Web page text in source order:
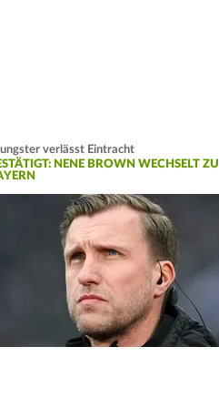
verlässt Eintracht
NENE BROWN WECHSELT ZU